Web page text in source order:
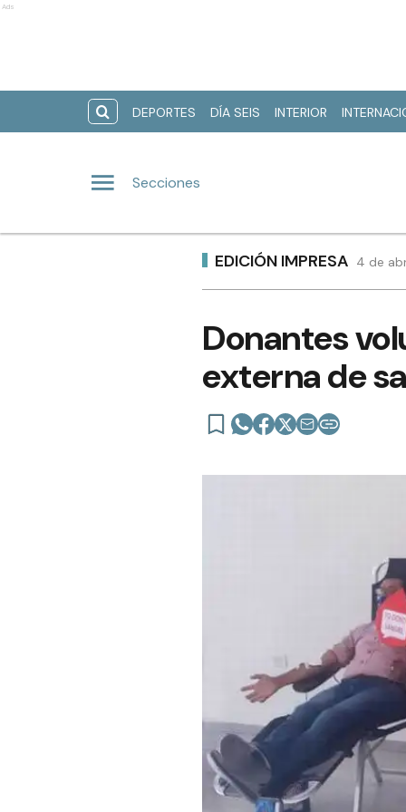
Ads
DEPORTES DÍA SEIS INTERIOR
Secciones
EDICIÓN IMPRESA 4 de
Donantes
externa de